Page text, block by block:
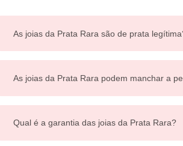
As joias da Prata Rara são de prata
As joias da Prata Rara podem manchar a
Qual é a garantia das joias da Prata Rara?